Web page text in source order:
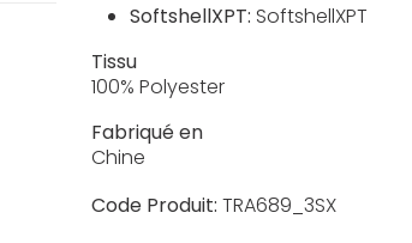
SoftshellXPT: SoftshellXPT
Tissu
100% Polyester
Fabriqué en
Chine
Code Produit: TRA689_3SX